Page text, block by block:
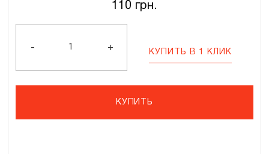
110 грн.
- +
КУПИТЬ В 1 КЛИК
КУПИТЬ